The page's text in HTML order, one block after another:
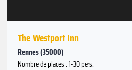
The Westport Inn
Rennes (35000)
Nombre de places : 1-30 pers.